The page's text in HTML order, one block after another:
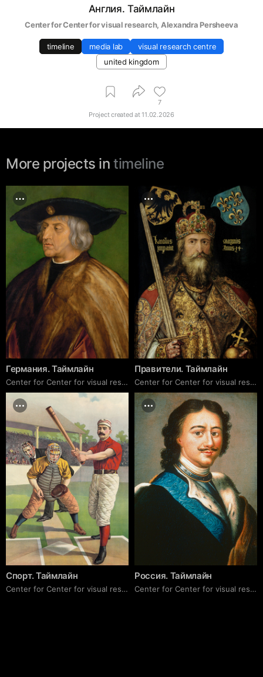
Англия. Таймлайн
Center for Center for visual research, Alexandra Persheeva
timeline media lab
visual research centre
united kingdom
7
Project created at11.02.2026
More projects in timeline
Германия. Таймлайн
Center for Center for visual research
Правители. Таймлайн
Center for Center for visual research
Спорт. Таймлайн
Center for Center for visual research
Россия. Таймлайн
Center for Center for visual research